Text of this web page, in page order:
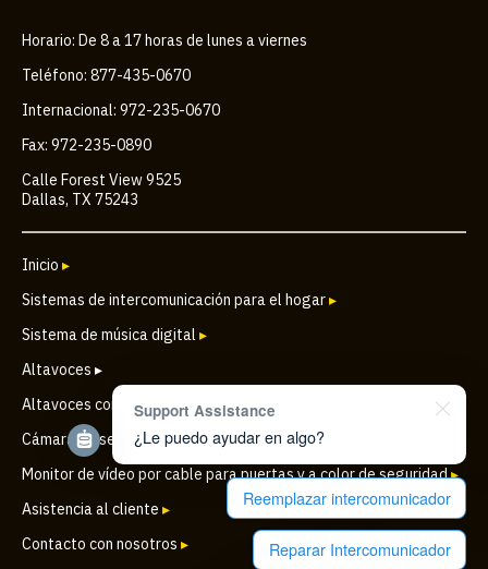
Horario: De 8 a 17 horas de lunes a viernes
Teléfono: 877-435-0670
Internacional: 972-235-0670
Fax: 972-235-0890
Calle Forest View 9525
Dallas, TX 75243
Inicio ▸
Sistemas de intercomunicación para el hogar▸
Sistema de música digital ▸
Altavoces ▸
Altavoces comerciales▸
Cámara de seguridad IP inalámbrica para puertas
Monitor de vídeo por cable para puertas y a color de seguridad▸
Asistencia al cliente ▸
Contacto con nosotros ▸
Support Assistance
¿Le puedo ayudar en algo?
Reemplazar intercomunicador
Reparar Intercomunicador